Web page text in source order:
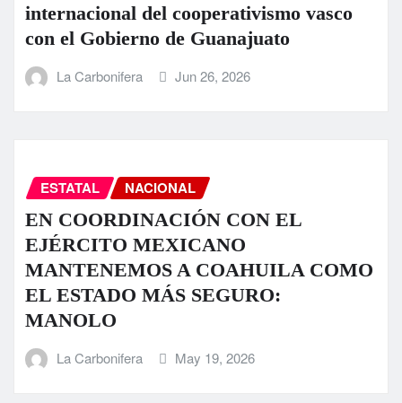
internacional del cooperativismo vasco
con el Gobierno de Guanajuato
La Carbonifera Jun 26, 2026
ESTATAL NACIONAL
EN COORDINACIÓN CON EL
EJÉRCITO MEXICANO
MANTENEMOS A COAHUILA COMO
EL ESTADO MÁS SEGURO:
MANOLO
La Carbonifera May 19, 2026